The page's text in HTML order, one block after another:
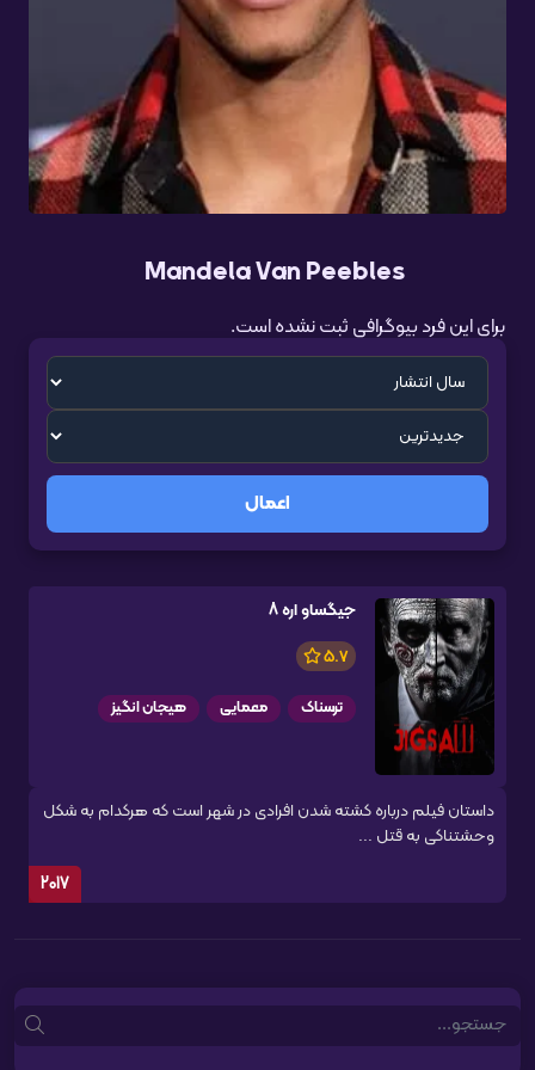
Mandela Van Peebles
برای این فرد بیوگرافی ثبت نشده است.
اعمال
جیگساو اره 8
5.7
ترسناک معمایی هیجان انگیز
داستان فیلم درباره کشته شدن افرادی در شهر است که هرکدام به شکل
وحشتناکی به قتل ...
2017
Search